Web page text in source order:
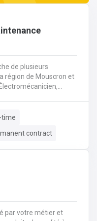
de plusieurs
région de Mouscron et
à la clé, nous
la possibilité de
time
contract
par votre métier et